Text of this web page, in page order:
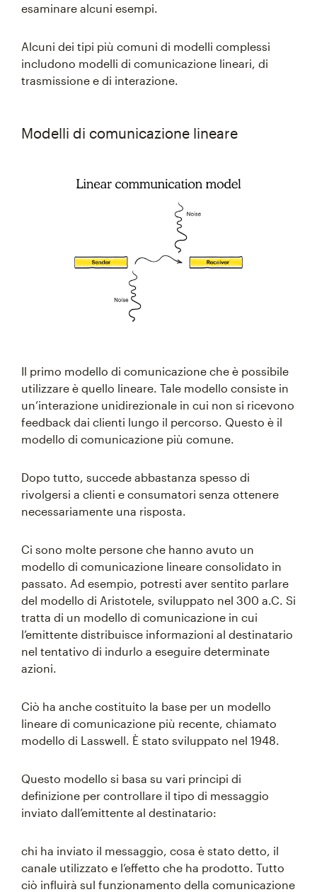
esaminare alcuni esempi.
Alcuni dei tipi più comuni di modelli complessi
includono modelli di comunicazione lineari, di
trasmissione e di interazione.
Modelli di comunicazione lineare
Il primo modello di comunicazione che è possibile
utilizzare è quello lineare. Tale modello consiste in
un’interazione unidirezionale in cui non si ricevono
feedback dai clienti lungo il percorso. Questo è il
modello di comunicazione più comune.
Dopo tutto, succede abbastanza spesso di
rivolgersi a clienti e consumatori senza ottenere
necessariamente una risposta.
Ci sono molte persone che hanno avuto un
modello di comunicazione lineare consolidato in
passato. Ad esempio, potresti aver sentito parlare
del modello di Aristotele, sviluppato nel 300 a.C. Si
tratta di un modello di comunicazione in cui
l’emittente distribuisce informazioni al destinatario
nel tentativo di indurlo a eseguire determinate
azioni.
Ciò ha anche costituito la base per un modello
lineare di comunicazione più recente, chiamato
modello di Lasswell. È stato sviluppato nel 1948.
Questo modello si basa su vari principi di
definizione per controllare il tipo di messaggio
inviato dall’emittente al destinatario:
chi ha inviato il messaggio, cosa è stato detto, il
canale utilizzato e l’effetto che ha prodotto. Tutto
ciò influirà sul funzionamento della comunicazione